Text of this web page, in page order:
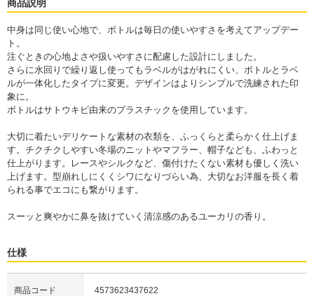
商品説明
中身は同じ使い心地で、ボトルは毎日の使いやすさを考えてアップデー
ト。
注ぐときの心地よさや扱いやすさに配慮した設計にしました。
さらに水回りで繰り返し使ってもラベルがはがれにくい、ボトルとラベ
ルが一体化したタイプに変更。デザインはよりシンプルで洗練された印
象に。
ボトルはサトウキビ由来のプラスチックを使用しています。
大切に着たいデリケートな素材の衣類を、ふっくらと柔らかく仕上げま
す。チクチクしやすい冬場のニットやマフラー、帽子なども、ふわっと
仕上がります。レースやシルクなど、傷付けたくない素材も優しく洗い
上げます。型崩れしにくくシワになりづらい為、大切なお洋服を長く着
られる事でエコにも繋がります。
スーッと爽やかに鼻を抜けていく清涼感のあるユーカリの香り。
仕様
商品コード 4573623437622